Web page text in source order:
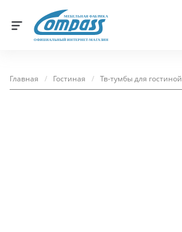
МЕБЕЛЬНАЯ ФАБРИКА
ОФИЦИАЛЬНЫЙ ИНТЕРНЕТ-МАГАЗИН
Главная / Гостиная / Тв-тумбы для гостиной